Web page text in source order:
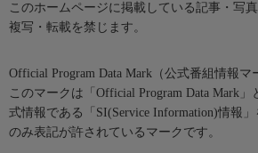
このホームページに掲載している記事・写
複写・転載を禁じます。
Official Program Data Mark（公式番組情報マ
このマークは「Official Program Data Mark
式情報である「SI(Service Information)情報
のみ表記が許されているマークです。